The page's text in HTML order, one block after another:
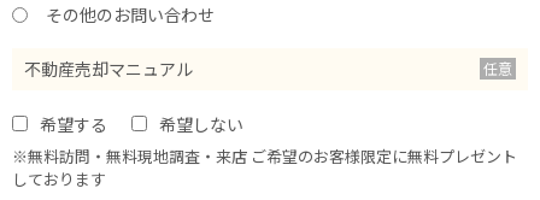
その他のお問い合わせ
不動産売却マニュアル
希望する 希望しない
※無料訪問・無料現地調査・来店 ご希望のお客様限定に無料プレゼント
しております